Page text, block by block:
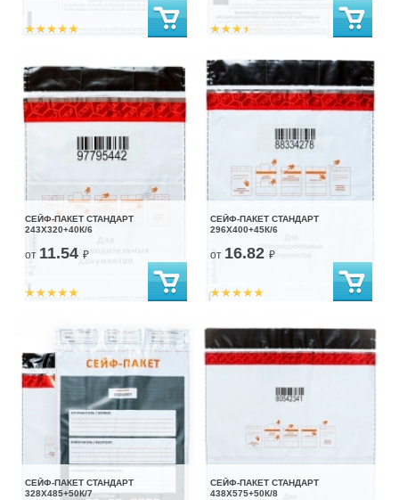
СЕЙФ-ПАКЕТ СТАНДАРТ
243Х320+40К/6
от 11.54 ₽
СЕЙФ-ПАКЕТ СТАНДАРТ
296Х400+45К/6
от 16.82 ₽
СЕЙФ-ПАКЕТ СТАНДАРТ
328Х485+50К/7
СЕЙФ-ПАКЕТ СТАНДАРТ
438Х575+50К/8